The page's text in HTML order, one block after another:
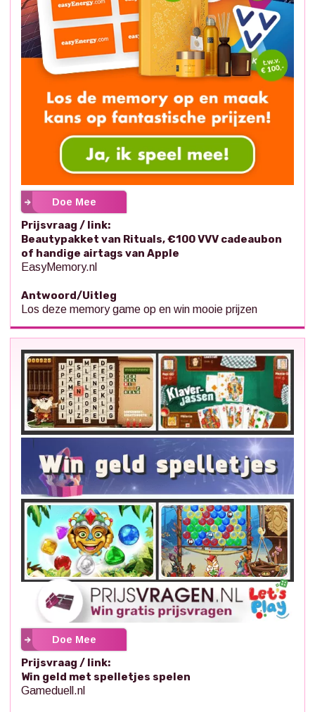
Doe Mee
Prijsvraag / link:
Beautypakket van Rituals, €100 VVV cadeaubon
of handige airtags van Apple
EasyMemory.nl
Antwoord/Uitleg
Los deze memory game op en win mooie prijzen
Doe Mee
Prijsvraag / link:
Win geld met spelletjes spelen
Gameduell.nl